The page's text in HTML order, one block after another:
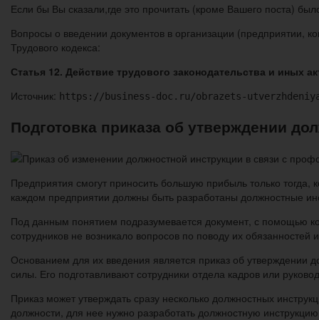
Если бы Вы сказали,где это прочитать (кроме Вашего поста)
Вопросы о введении документов в организации (предприятии,
Трудового кодекса:
Статья 12. Действие трудового законодательства и
Источник: https://business-doc.ru/obrazets-
Подготовка приказа об утверждении
Предприятия смогут приносить большую прибыль только
каждом предприятии должны быть разработаны должностные
Под данным понятием подразумевается документ, с помощью
сотрудников не возникало вопросов по поводу их обязанностей
Основанием для их введения является приказ об утверждении
силы. Его подготавливают сотрудники отдела кадров или
Приказ может утверждать сразу несколько должностных
должности, для нее нужно разработать должностную